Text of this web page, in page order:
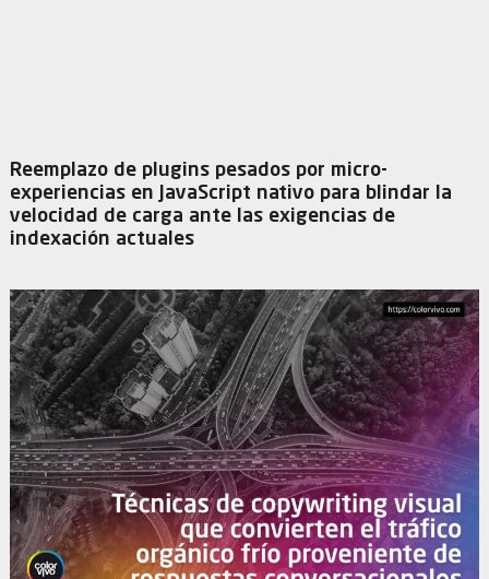
Reemplazo de plugins pesados por micro-
experiencias en JavaScript nativo para blindar la
velocidad de carga ante las exigencias de
indexación actuales